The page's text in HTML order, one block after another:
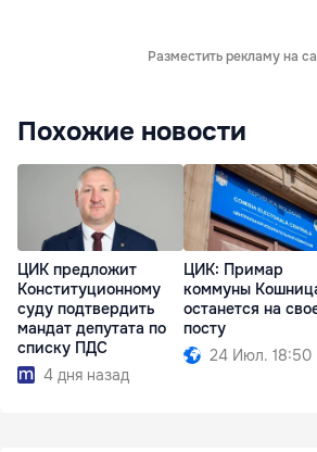
Разместить рекламу на
Похожие новости
ЦИК предложит
Конституционному
суду подтвердить
мандат депутата по
списку ПДС
4 дня назад
ЦИК: Примар
коммуны
останется на
посту
24 Июл. 18:50